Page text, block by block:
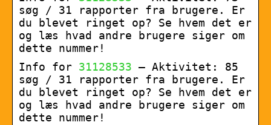
søg / 31 rapporter fra brugere. Er
du blevet ringet op? Se hvem det er
og læs hvad andre brugere siger om
dette nummer!
Info for 31128533 – Aktivitet: 85
søg / 31 rapporter fra brugere. Er
du blevet ringet op? Se hvem det er
og læs hvad andre brugere siger om
dette nummer!